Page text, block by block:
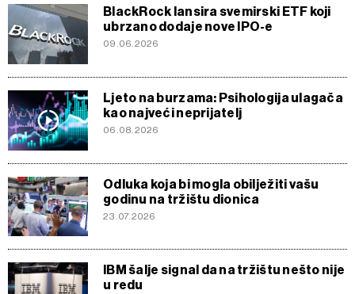
BlackRock lansira svemirski ETF koji
ubrzano dodaje nove IPO-e
09.06.2026
Ljeto na burzama: Psihologija ulagača
kao najveći neprijatelj
06.08.2026
Odluka koja bi mogla obilježiti vašu
godinu na tržištu dionica
23.07.2026
IBM šalje signal da na tržištu nešto nije
u redu